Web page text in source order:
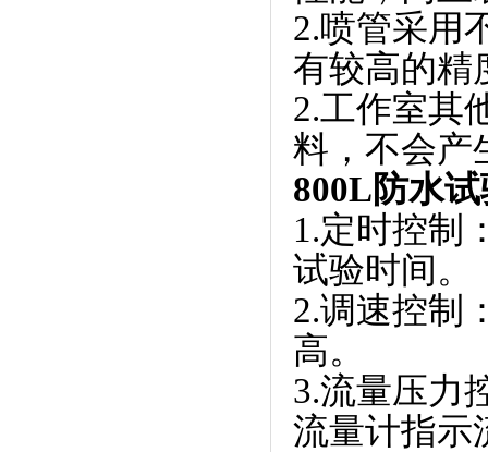
2.喷管采用
有较高的精度
2.工作室其
料，不会
800L防水
1.定时控制
试验时间。
2.调速控制
高。
3.流量压力
流量计指示流